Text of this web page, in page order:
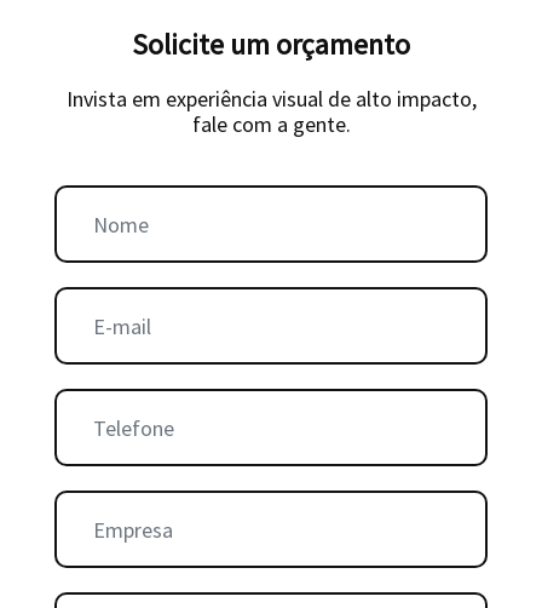
Solicite um orçamento
Invista em experiência visual de alto impacto,
fale com a gente.
Nome:
E-mail:
Telefone:
Empresa:
Cidade: